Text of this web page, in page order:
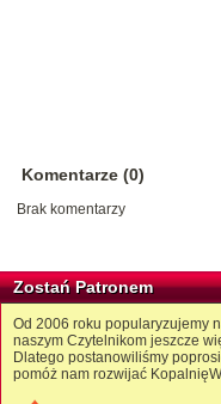
Komentarze (0)
Brak komentarzy
Zostań Patronem
Od 2006 roku popularyzujemy
naszym Czytelnikom jeszcze
Dlatego postanowiliśmy
pomóż nam rozwijać